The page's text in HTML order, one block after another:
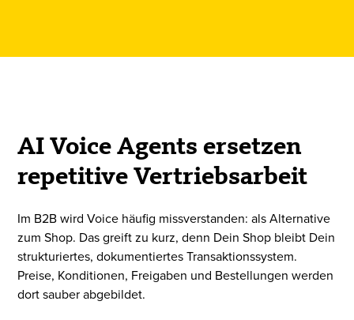
AI Voice Agents ersetzen
repetitive Vertriebsarbeit
Im B2B wird Voice häufig missverstanden: als Alternative
zum Shop. Das greift zu kurz, denn Dein Shop bleibt Dein
strukturiertes, dokumentiertes Transaktionssystem.
Preise, Konditionen, Freigaben und Bestellungen werden
dort sauber abgebildet.